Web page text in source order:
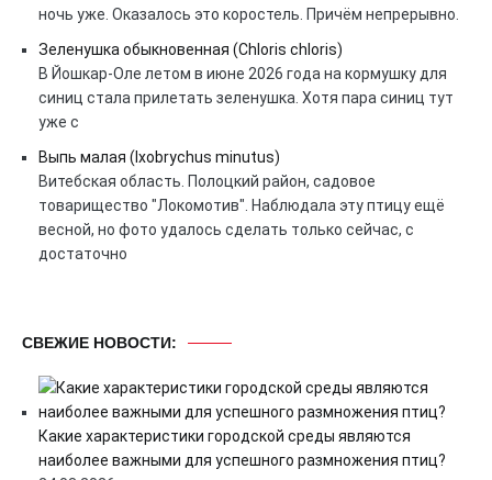
ночь уже. Оказалось это коростель. Причём непрерывно.
Зеленушка обыкновенная (Chloris chloris)
В Йошкар-Оле летом в июне 2026 года на кормушку для
синиц стала прилетать зеленушка. Хотя пара синиц тут
уже с
Выпь малая (Ixobrychus minutus)
Витебская область. Полоцкий район, садовое
товарищество "Локомотив". Наблюдала эту птицу ещё
весной, но фото удалось сделать только сейчас, с
достаточно
СВЕЖИЕ НОВОСТИ:
Какие характеристики городской среды являются
наиболее важными для успешного размножения птиц?